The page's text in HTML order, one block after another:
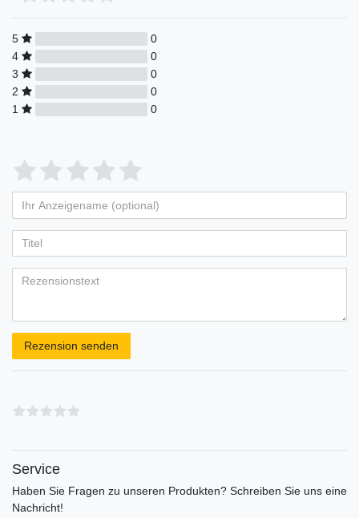
5
0
4
0
3
0
2
0
1
0
Bewertungssterne
von
5
Bewertungssternen
4
von
5
Bewertungssternen
3
von
5
Bewertungssternen
2
von
5
Bewertungssternen
1
von
5
Bewertungssternen
Anzeigename
(optional)
Rezension senden
Service
Haben Sie Fragen zu unseren Produkten? Schreiben Sie uns eine
Nachricht!